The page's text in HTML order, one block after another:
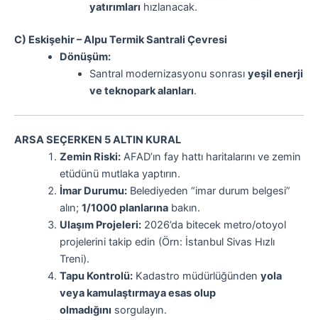
yatırımları hızlanacak.
C) Eskişehir – Alpu Termik Santrali Çevresi
Dönüşüm:
Santral modernizasyonu sonrası yeşil enerji
ve teknopark alanları.
ARSA SEÇERKEN 5 ALTIN KURAL
Zemin Riski:AFAD’ın fay hattı haritalarını ve zemin
etüdünü mutlaka yaptırın.
İmar Durumu:Belediyeden “imar durum belgesi”
alın; 1/1000 planlarınabakın.
Ulaşım Projeleri:2026’da bitecek metro/otoyol
projelerini takip edin (Örn: İstanbul Sivas Hızlı
Treni).
Tapu Kontrolü:Kadastro müdürlüğünden yola
veya kamulaştırmaya esas olup
olmadığını sorgulayın.